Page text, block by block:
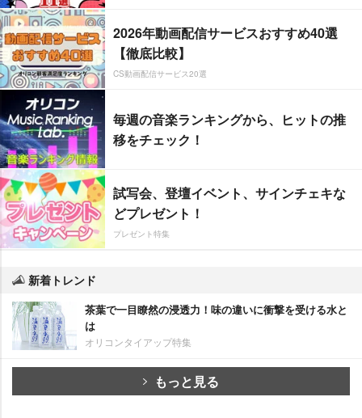
2026年動画配信サービスおすすめ40選
【徹底比較】
CS動画配信サービス20選
毎週の音楽ランキングから、ヒットの推
移をチェック！
試写会、登壇イベント、サインチェキな
どプレゼント！
プレゼント特集
新着トレンド
茶葉で一目瞭然の浸透力！味の違いに衝撃を受ける水と
は
オリコンタイアップ特集
もっと見る